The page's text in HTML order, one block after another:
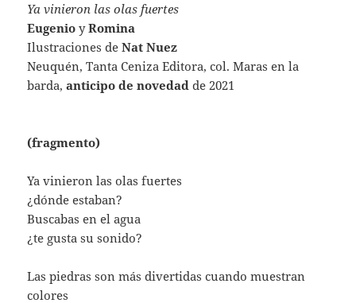
Ya vinieron las olas fuertes
EugenioyRomina
Ilustraciones deNat Nuez
Neuquén, Tanta Ceniza Editora, col. Maras en la
barda, anticipo de novedad de 2021
(fragmento)
Ya vinieron las olas fuertes
¿dónde estaban?
Buscabas en el agua
¿te gusta su sonido?
Las piedras son más divertidas cuando muestran
colores